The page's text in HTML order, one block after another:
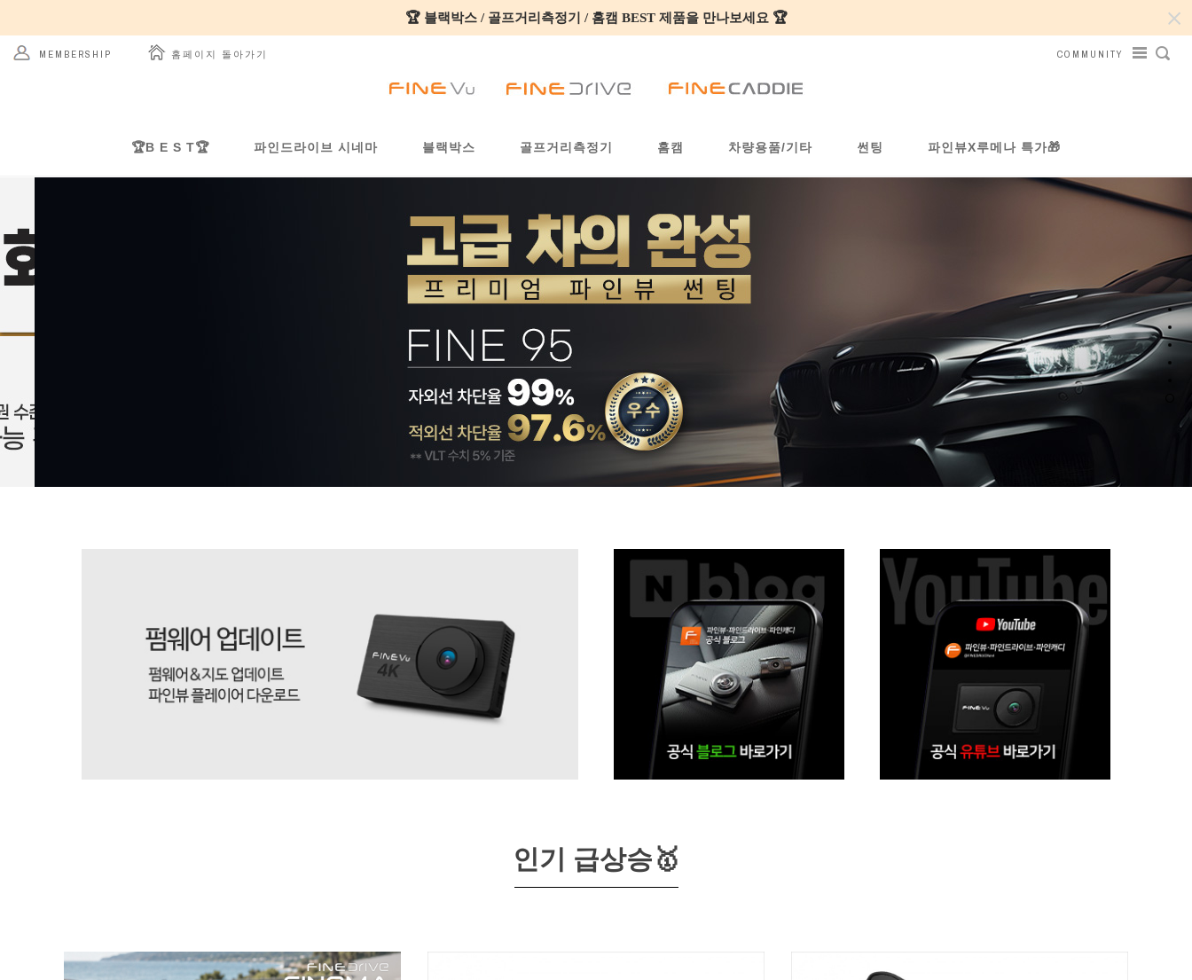
🏆 블랙박스 / 골프거리측정기 / 홈캠 BEST 제품을 만나보세요 🏆
MEMBERSHIP 홈페이지 돌아가기 COMMUNITY
🏆B E S T🏆 파인드라이브 시네마 블랙박스 골프거리측정기 홈캠 차량용품/기타 썬팅 파인뷰X루메나 특가🎁
인기 급상승🥇